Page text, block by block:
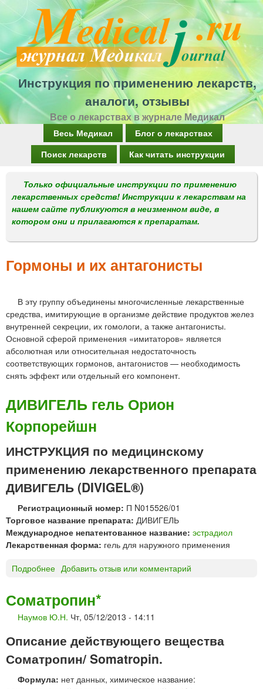
Перейти
к
основному
содержанию
Инструкция по применению лекарств,
аналоги, отзывы
Все о лекарствах в журнале Медикал
н
о
е
м
ю
Весь Медикал
Блог о лекарствах
Поиск лекарств
Как читать инструкции
Только официальные инструкции по применению
лекарственных средств! Инструкции к лекарствам на
нашем сайте публикуются в неизменном виде, в
котором они и прилагаются к препаратам.
Гормоны и их антагонисты
В эту группу объединены многочисленные лекарственные
средства, имитирующие в организме действие продуктов желез
внутренней секреции, их гомологи, а также антагонисты.
Основной сферой применения «имитаторов» является
абсолютная или относительная недостаточность
соответствующих гормонов, антагонистов — необходимость
снять эффект или отдельный его компонент.
ДИВИГЕЛЬ гель Орион
Корпорейшн
ИНСТРУКЦИЯ по медицинскому
применению лекарственного препарата
ДИВИГЕЛЬ (DIVIGEL®)
Регистрационный номер: П N015526/01
Торговое название препарата: ДИВИГЕЛЬ
Международное непатентованное название: эстрадиол
Лекарственная форма: гель для наружного применения
Подробнее
В
И
Е
Л
Ь
г
Добавить отзыв или комментарий
Соматропин*
Наумов Ю.Н. Чт, 05/12/2013 - 14:11
Описание действующего вещества
Соматропин/ Somatropin.
Формула: нет данных, химическое название: